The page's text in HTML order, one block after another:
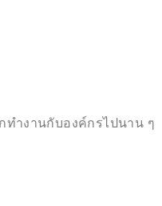
ำงานกับองค์กรไปนาน ๆ